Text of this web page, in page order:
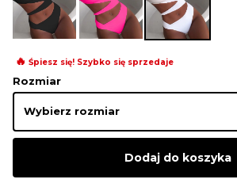
DRESY
MARYNARKI
🔥 Śpiesz się! Szybko się sprzedaje
Rozmiar
Dodaj do koszyka